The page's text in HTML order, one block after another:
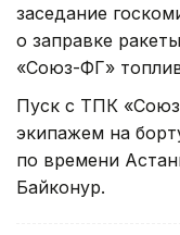
заседание
о заправке
«Союз-ФГ»
Пуск с ТПК
экипажем на
по времени
Байконур.